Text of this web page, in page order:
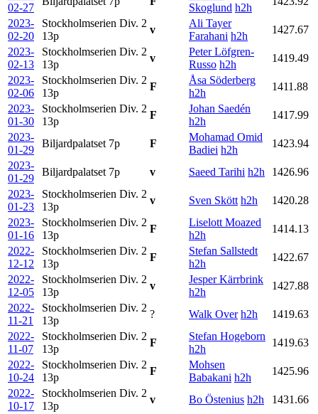
02-27
Skoglund h2h
2023-
02-20
Stockholmserien Div. 2
13p
v
Ali Tayer
Farahani h2h
1427.67
2023-
02-13
Stockholmserien Div. 2
13p
v
Peter Löfgren-
Russo h2h
1419.49
2023-
02-06
Stockholmserien Div. 2
13p
F
Åsa Söderberg
h2h
1411.88
2023-
01-30
Stockholmserien Div. 2
13p
F
Johan Saedén
h2h
1417.99
2023-
01-29
Biljardpalatset 7p F
Mohamad Omid
Badiei h2h
1423.94
2023-
01-29
Biljardpalatset 7p v Saeed Tarihi h2h
1426.96
2023-
01-23
Stockholmserien Div. 2
13p
v Sven Skött h2h
1420.28
2023-
01-16
Stockholmserien Div. 2
13p
F
Liselott Moazed
h2h
1414.13
2022-
12-12
Stockholmserien Div. 2
13p
F
Stefan Sallstedt
h2h
1422.67
2022-
12-05
Stockholmserien Div. 2
13p
v
Jesper Kärrbrink
h2h
1427.88
2022-
11-21
Stockholmserien Div. 2
13p
? Walk Over h2h
1419.63
2022-
11-07
Stockholmserien Div. 2
13p
F
Stefan Hogeborn
h2h
1419.63
2022-
10-24
Stockholmserien Div. 2
13p
F
Mohsen
Babakani h2h
1425.96
2022-
10-17
Stockholmserien Div. 2
13p
v Bo Östenius h2h
1431.66